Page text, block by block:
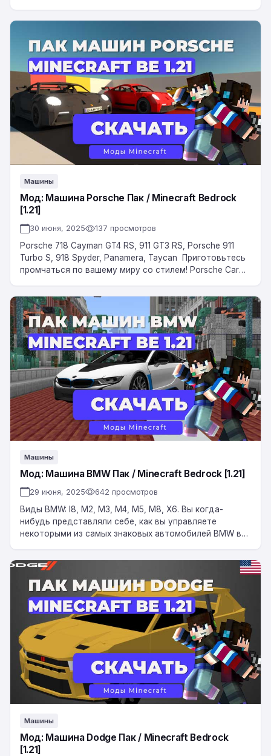
Мод:
Машина
Porsche
Пак
Minecraft
Bedrock
[1.21]
Машины
Мод: Машина Porsche Пак / Minecraft Bedrock
[1.21]
30 июня, 2025 137 просмотров
Porsche 718 Cayman GT4 RS, 911 GT3 RS, Porsche 911
Turbo S, 918 Spyder, Panamera, Taycan Приготовьтесь
промчаться по вашему миру со стилем! Porsche Car
Мод:
Машина
BMW
Пак
/
Minecraft
Bedrock
[1.21]
Машины
Мод: Машина BMW Пак / Minecraft Bedrock [1.21]
29 июня, 2025 642 просмотров
Виды BMW: I8, M2, M3, M4, M5, M8, X6. Вы когда-
нибудь представляли себе, как вы управляете
некоторыми из самых знаковых автомобилей BMW в
Мод:
Машина
Dodge
Minecraft
Bedrock
[1.21]
Машины
Мод: Машина Dodge Пак / Minecraft Bedrock
[1.21]